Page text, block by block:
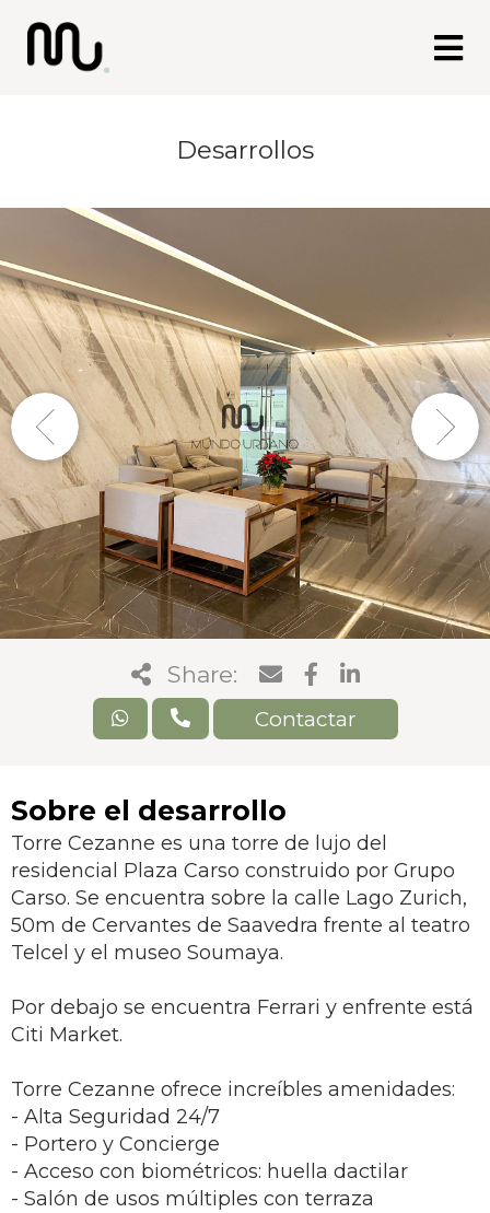
Desarrollos
Share:
Contactar
Previous Next
Sobre el desarrollo
Torre Cezanne es una torre de lujo del
residencial Plaza Carso construido por Grupo
Carso. Se encuentra sobre la calle Lago Zurich,
50m de Cervantes de Saavedra frente al teatro
Telcel y el museo Soumaya.
Por debajo se encuentra Ferrari y enfrente está
Citi Market.
Torre Cezanne ofrece increíbles amenidades:
- Alta Seguridad 24/7
- Portero y Concierge
- Acceso con biométricos: huella dactilar
- Salón de usos múltiples con terraza